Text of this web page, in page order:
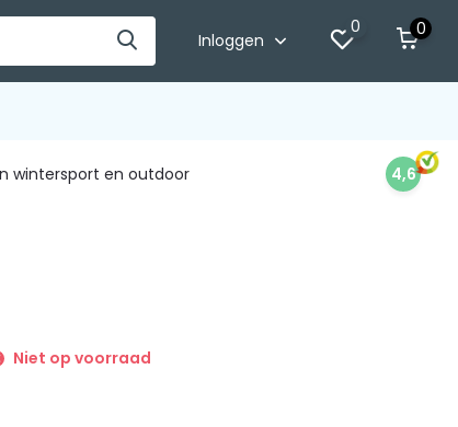
Inloggen
0 0
wintersport en outdoor 4,6
Niet op voorraad